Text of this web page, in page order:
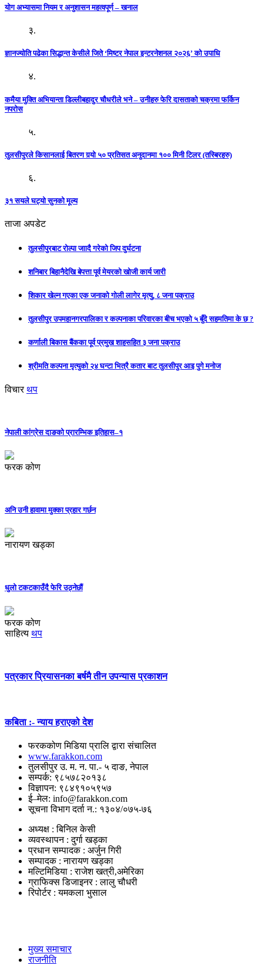
योग अभ्यासमा नियम र अनुशासन महत्वपूर्ण – खनाल
३.
ज्ञानज्योति पढेका सिद्धान्त केसीले जिते ‘मिष्टर नेपाल इन्टरनेशनल २०२६’ को उपाधि
४.
कमैया मुक्ति अभियान्ता डिल्लीबहादुर चौधरीले भने – उनीहरु फेरि दासताको चक्रमा फर्किन
नपरोस
५.
तुलसीपुरले किसानलाई बितरण गर्‍यो ५० प्रतिसत अनुदानमा १०० मिनी टिलर (तस्बिरहरु)
६.
३१ सयले घट्यो सुनको मूल्य
ताजा अपडेट
तुलसीपुरबाट रोल्पा जाादै गरेको जिप दुर्घटना
शनिबार बिहानैदेखि बेपत्ता पूर्व मेयरको खोजी कार्य जारी
शिकार खेल्न गएका एक जनाको गोली लागेर मृत्यु, ८ जना पक्राउ
तुलसीपुर उपमहानगरपालिका र कल्पनाका परिवारका बीच भएको ५ बुँदे सहमतिमा के छ ?
कर्णाली बिकास बैंकका पूर्व प्रमुख शाहसहित ३ जना पक्राउ
श्रीमति कल्पना मृत्युको २४ घन्टा भित्रै कतार बाट तुलसीपुर आइ पुगे मनोज
विचार थप
नेपाली कांग्रेस दाङको प्रारम्भिक इतिहास–१
फरक कोण
अनि उनी हावामा मुक्का प्रहार गर्छन
नारायण खड्का
धुलो टकटकाउँदै फेरि उठ्नेछौं
फरक कोण
साहित्य थप
पत्रकार प्रियासनका बर्षमै तीन उपन्यास प्रकाशन
कबिता :- न्याय हराएको देश
फरककोण मिडिया प्रालि द्वारा संचालित
www.farakkon.com
तुलसीपुर उ. म. न. पा.- ५ दाङ, नेपाल
सम्पर्क: ९८५७८२०१३८
विज्ञापन: ९८४९१०५९५७
ई–मेल: info@farakkon.com
सूचना विभाग दर्ता न.: १३०४/०७५-७६
अध्यक्ष : बिनिल केसी
व्यवस्थापन : दुर्गा खड्का
प्रधान सम्पादक : अर्जुन गिरी
सम्पादक : नारायण खड्का
मल्टिमिडिया : राजेश खत्री,अमेरिका
ग्राफिक्स डिजाइनर : लालु चौधरी
रिपोर्टर : यमकला भुसाल
मुख्य समाचार
राजनीति